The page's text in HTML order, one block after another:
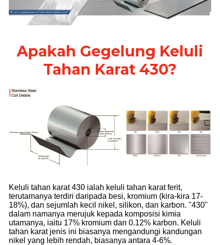
Apakah Gegelung Keluli
Tahan Karat 430?
Keluli tahan karat 430 ialah keluli tahan karat ferit,
terutamanya terdiri daripada besi, kromium (kira-kira 17-
18%), dan sejumlah kecil nikel, silikon, dan karbon. "430"
dalam namanya merujuk kepada komposisi kimia
utamanya, iaitu 17% kromium dan 0.12% karbon. Keluli
tahan karat jenis ini biasanya mengandungi kandungan
nikel yang lebih rendah, biasanya antara 4-6%.